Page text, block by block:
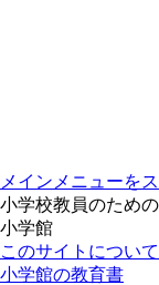
メインメニューを
小学校教員のため
小学館
このサイトについて
小学館の教育書